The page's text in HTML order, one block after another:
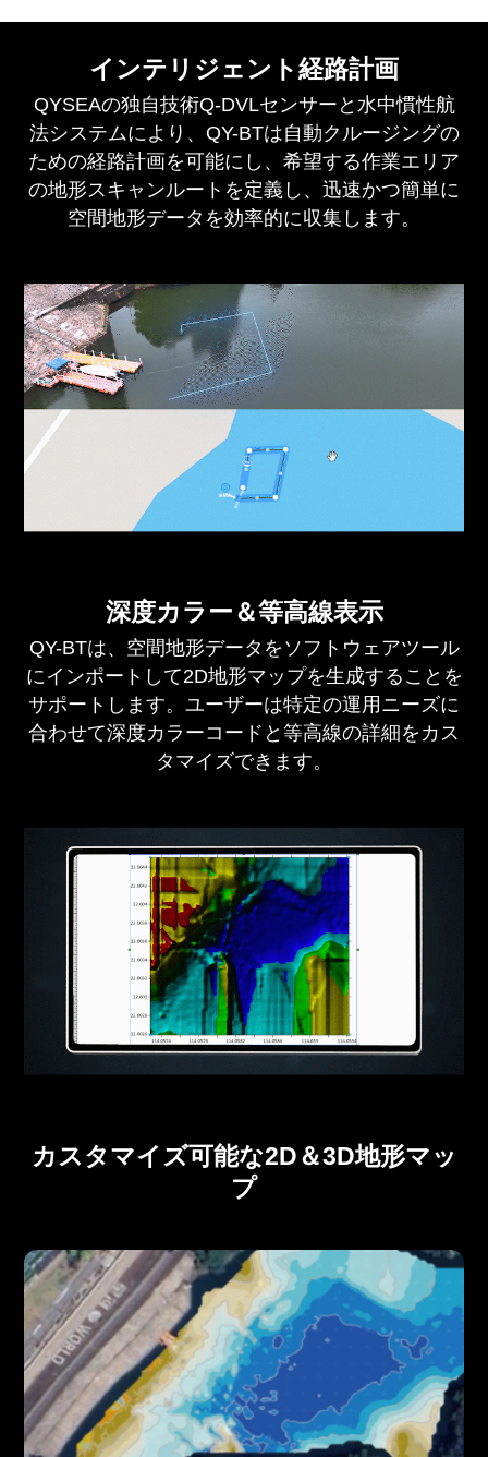
インテリジェント経路計画
QYSEAの独自技術Q-DVLセンサーと水中慣性航
法システムにより、QY-BTは自動クルージングの
ための経路計画を可能にし、希望する作業エリア
の地形スキャンルートを定義し、迅速かつ簡単に
空間地形データを効率的に収集します。
深度カラー＆等高線表示
QY-BTは、空間地形データをソフトウェアツール
にインポートして2D地形マップを生成することを
サポートします。ユーザーは特定の運用ニーズに
合わせて深度カラーコードと等高線の詳細をカス
タマイズできます。
カスタマイズ可能な2D＆3D地形マッ
プ